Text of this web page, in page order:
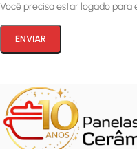
Você precisa estar logado para